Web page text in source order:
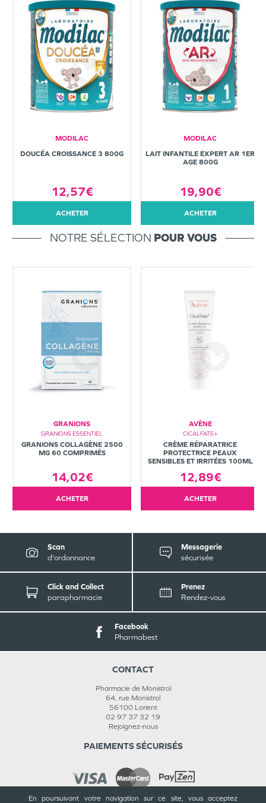
En poursuivant votre navigation sur ce site, vous acceptez
MODILAC
DOUCÉA CROISSANCE 3 800G
12,57€
ACHETER
MODILAC
LAIT INFANTILE EXPERT AR 1ER
AGE 800G
19,90€
ACHETER
NOTRE SÉLECTION POUR VOUS
GRANIONS
GRANIONS ESSENTIEL
GRANIONS COLLAGÈNE 2500
MG 60 COMPRIMÉS
14,02€
ACHETER
AVÈNE
CICALFATE+
CRÈME RÉPARATRICE
PROTECTRICE PEAUX
SENSIBLES ET IRRITÉES 100ML
12,89€
ACHETER
Scan
d'ordonnance
Messagerie
sécurisée
Click and Collect
parapharmacie
Prenez
Rendez-vous
Facebook
Pharmabest
CONTACT
Pharmacie de Monistrol
64, rue Monistrol
56100 Lorient
02 97 37 32 19
Rejoignez-nous
PAIEMENTS SÉCURISÉS